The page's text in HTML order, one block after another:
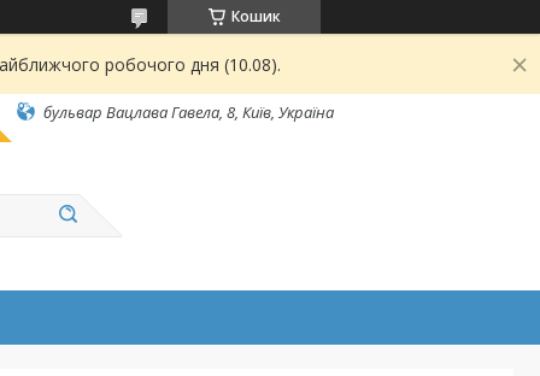
Кошик
робочого дня (10.08).
бульвар Вацлава Гавела, 8, Київ, Україна